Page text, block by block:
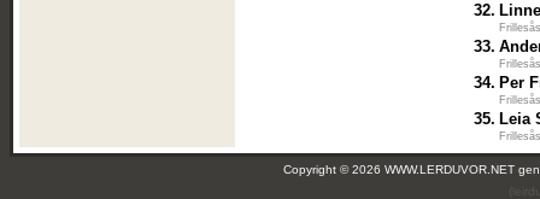
32.
33.
34. Per
35. Leia
Copyright © 2026 WWW.LERDUVOR.NET